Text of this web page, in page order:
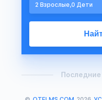
2 Взрослые,0 Дети